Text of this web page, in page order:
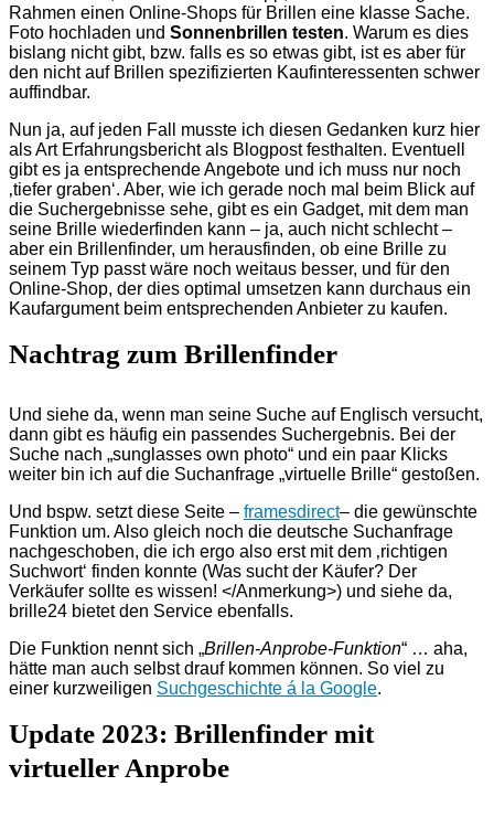
Rahmen einen Online-Shops für Brillen eine klasse Sache.
Foto hochladen und Sonnenbrillen testen. Warum es dies
bislang nicht gibt, bzw. falls es so etwas gibt, ist es aber für
den nicht auf Brillen spezifizierten Kaufinteressenten schwer
auffindbar.
Nun ja, auf jeden Fall musste ich diesen Gedanken kurz hier
als Art Erfahrungsbericht als Blogpost festhalten. Eventuell
gibt es ja entsprechende Angebote und ich muss nur noch
‚tiefer graben‘. Aber, wie ich gerade noch mal beim Blick auf
die Suchergebnisse sehe, gibt es ein Gadget, mit dem man
seine Brille wiederfinden kann – ja, auch nicht schlecht –
aber ein Brillenfinder, um herausfinden, ob eine Brille zu
seinem Typ passt wäre noch weitaus besser, und für den
Online-Shop, der dies optimal umsetzen kann durchaus ein
Kaufargument beim entsprechenden Anbieter zu kaufen.
Nachtrag zum Brillenfinder
Und siehe da, wenn man seine Suche auf Englisch versucht,
dann gibt es häufig ein passendes Suchergebnis. Bei der
Suche nach „sunglasses own photo“ und ein paar Klicks
weiter bin ich auf die Suchanfrage „virtuelle Brille“ gestoßen.
Und bspw. setzt diese Seite – framesdirect– die gewünschte
Funktion um. Also gleich noch die deutsche Suchanfrage
nachgeschoben, die ich ergo also erst mit dem ‚richtigen
Suchwort‘ finden konnte (Was sucht der Käufer? Der
Verkäufer sollte es wissen! </Anmerkung>) und siehe da,
brille24 bietet den Service ebenfalls.
Die Funktion nennt sich „Brillen-Anprobe-Funktion“ … aha,
hätte man auch selbst drauf kommen können. So viel zu
einer kurzweiligen Suchgeschichte á la Google.
Update 2023: Brillenfinder mit
virtueller Anprobe